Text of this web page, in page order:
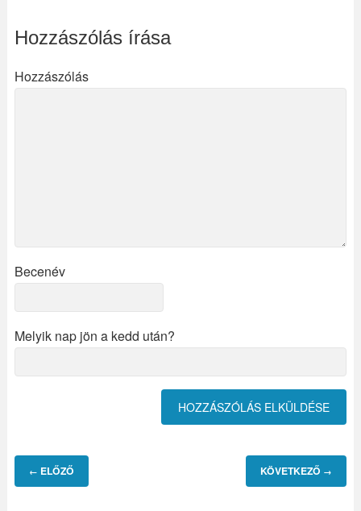
Hozzászólás írása
Hozzászólás
Becenév
Melyik nap jön a kedd után?
← ELŐZŐ KÖVETKEZŐ →